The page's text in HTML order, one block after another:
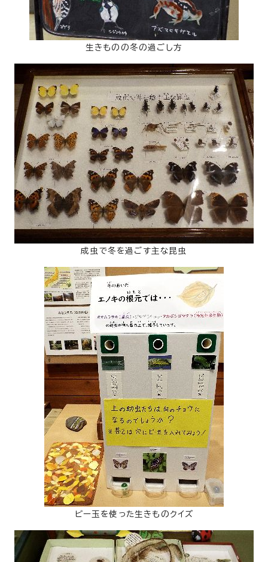
生きものの冬の過ごし方
成虫で冬を過ごす主な昆虫
ビー玉を使った生きものクイズ